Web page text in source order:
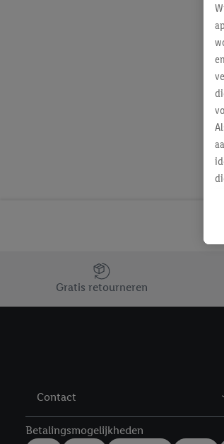
Jouw voordelen bij ons als Lidl webshop
Gratis retourneren
Contact
Betalingsmogelijkheden